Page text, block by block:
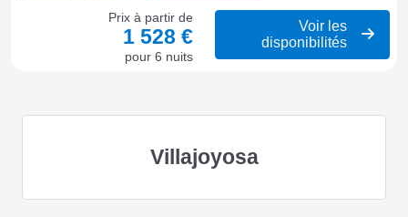
Prix à partir de
1 528 €
pour 6 nuits
Voir les
disponibilités
Villajoyosa